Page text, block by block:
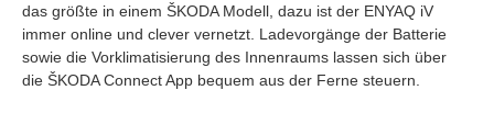
das größte in einem ŠKODA Modell, dazu ist der ENYAQ iV
immer online und clever vernetzt. Ladevorgänge der Batterie
sowie die Vorklimatisierung des Innenraums lassen sich über
die ŠKODA Connect App bequem aus der Ferne steuern.